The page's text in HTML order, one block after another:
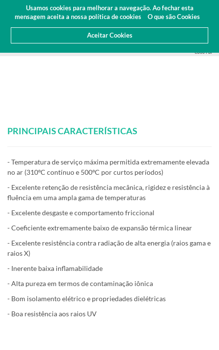
Usamos cookies para melhorar a navegação. Ao fechar esta
mensagem aceita a nossa política de cookies
O que são Cookies
Aceitar Cookies
Área Cliente
Orçamento(0)
CU60 PBI
PRINCIPAIS CARACTERÍSTICAS
- Temperatura de serviço máxima permitida extremamente elevada
no ar (310ºC contínuo e 500ºC por curtos períodos)
- Excelente retenção de resistência mecânica, rigidez e resistência à
fluência em uma ampla gama de temperaturas
- Excelente desgaste e comportamento friccional
- Coeficiente extremamente baixo de expansão térmica linear
- Excelente resistência contra radiação de alta energia (raios gama e
raios X)
- Inerente baixa inflamabilidade
- Alta pureza em termos de contaminação iônica
- Bom isolamento elétrico e propriedades dielétricas
- Boa resistência aos raios UV